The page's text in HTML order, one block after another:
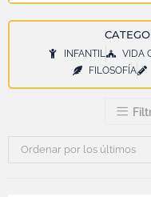
INFANTIL VIDA
FILOSOFÍA
Ordenar por los últimos